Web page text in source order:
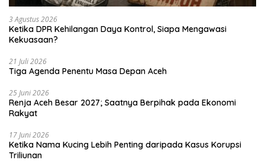
3 Agustus 2026
Ketika DPR Kehilangan Daya Kontrol, Siapa Mengawasi
Kekuasaan?
21 Juli 2026
Tiga Agenda Penentu Masa Depan Aceh
25 Juni 2026
Renja Aceh Besar 2027; Saatnya Berpihak pada Ekonomi
Rakyat
17 Juni 2026
Ketika Nama Kucing Lebih Penting daripada Kasus Korupsi
Triliunan